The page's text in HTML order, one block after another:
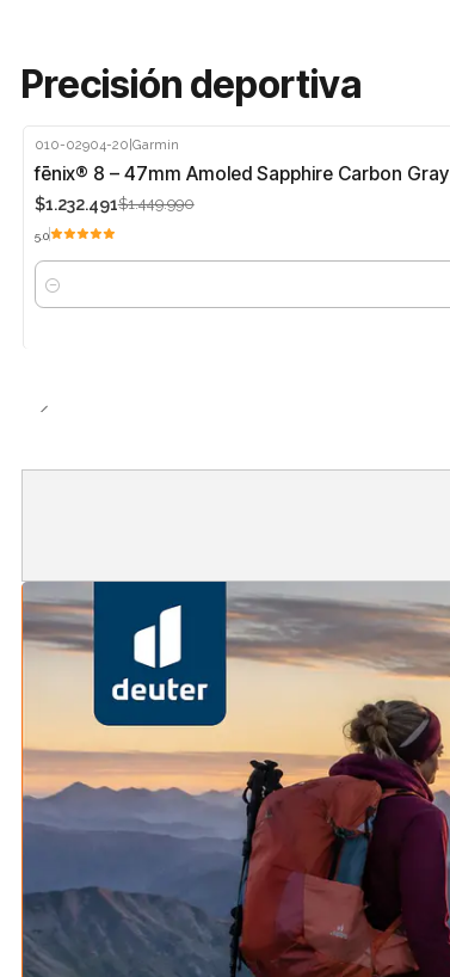
Precisión deportiva
-15%
010-02904-20 Garmin
fēnix® 8 – 47mm Amoled Sapphire Carbon Gray
$1.232.491$1.449.990
5.0
Cantidad